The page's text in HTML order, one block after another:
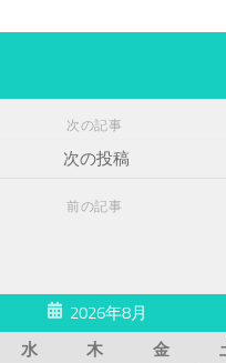
次の記事
次の投稿
前の記事
2026年8月
水 木 金